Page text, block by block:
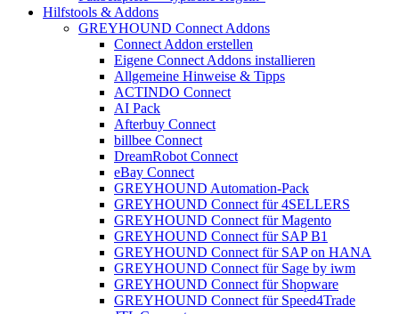
Hilfstools & Addons
GREYHOUND Connect Addons
Connect Addon erstellen
Eigene Connect Addons installieren
Allgemeine Hinweise & Tipps
ACTINDO Connect
AI Pack
Afterbuy Connect
billbee Connect
DreamRobot Connect
eBay Connect
GREYHOUND Automation-Pack
GREYHOUND Connect für 4SELLERS
GREYHOUND Connect für Magento
GREYHOUND Connect für SAP B1
GREYHOUND Connect für SAP on HANA
GREYHOUND Connect für Sage by iwm
GREYHOUND Connect für Shopware
GREYHOUND Connect für Speed4Trade